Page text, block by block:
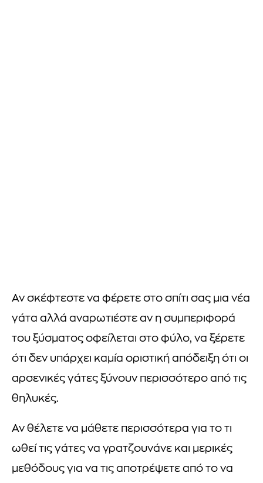
Αν σκέφτεστε να φέρετε στο σπίτι σας μια νέα
γάτα αλλά αναρωτιέστε αν η συμπεριφορά
του ξύσματος οφείλεται στο φύλο, να ξέρετε
ότι δεν υπάρχει καμία οριστική απόδειξη ότι οι
αρσενικές γάτες ξύνουν περισσότερο από τις
θηλυκές.
Αν θέλετε να μάθετε περισσότερα για το τι
ωθεί τις γάτες να γρατζουνάνε και μερικές
μεθόδους για να τις αποτρέψετε από το να